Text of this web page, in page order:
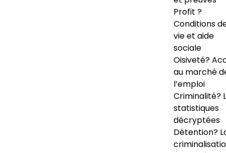
Profit ?
Conditions
vie et aide
sociale
Oisiveté?
au marché
l’emploi
Criminalité?
statistiques
décryptées
Détention?